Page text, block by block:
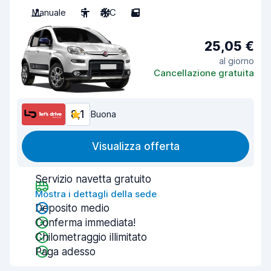
Manuale
5 A/C 5
25,05 €
al giorno
Cancellazione gratuita
8,1 Buona
Visualizza offerta
Servizio navetta gratuito
Mostra i dettagli della sede
Deposito medio
Conferma immediata!
Chilometraggio illimitato
Paga adesso